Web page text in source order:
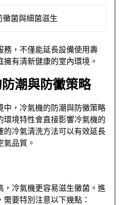
黴菌與細菌滋生
務，不僅能延長設備使用壽
有清新健康的室內環境。
潮與防黴策略
中，冷氣機的防潮與防黴策略
環境特性會直接影響冷氣機的
的冷氣清洗方法可以有效延長
氣品質。
，冷氣機更容易滋生黴菌。進
要特別注意以下幾點：